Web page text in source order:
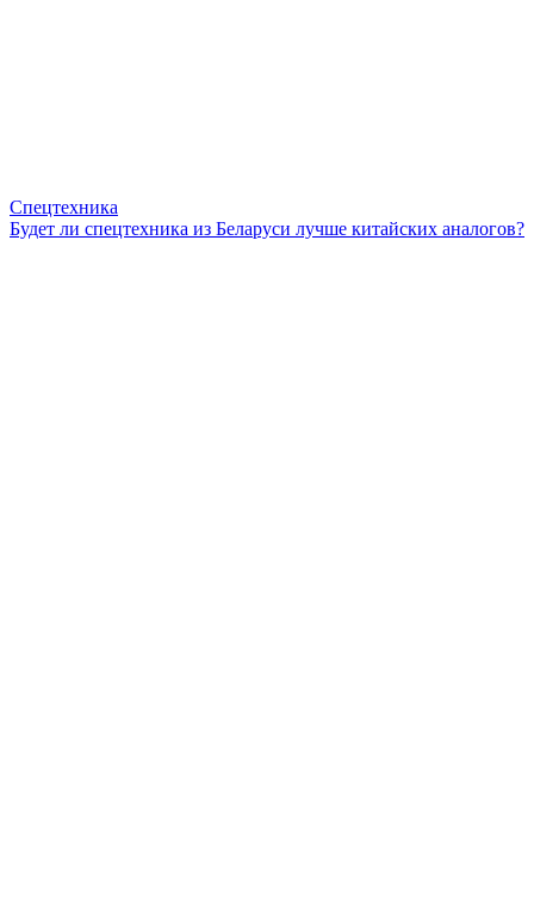
Спецтехника
Будет ли спецтехника из Беларуси лучше китайских аналогов?